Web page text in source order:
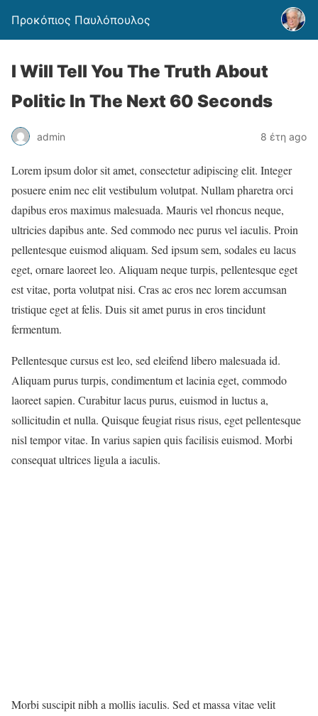
Προκόπιος Παυλόπουλος
I Will Tell You The Truth About
Politic In The Next 60 Seconds
admin 8 έτη ago
Lorem ipsum dolor sit amet, consectetur adipiscing elit. Integer
posuere enim nec elit vestibulum volutpat. Nullam pharetra orci
dapibus eros maximus malesuada. Mauris vel rhoncus neque,
ultricies dapibus ante. Sed commodo nec purus vel iaculis. Proin
pellentesque euismod aliquam. Sed ipsum sem, sodales eu lacus
eget, ornare laoreet leo. Aliquam neque turpis, pellentesque eget
est vitae, porta volutpat nisi. Cras ac eros nec lorem accumsan
tristique eget at felis. Duis sit amet purus in eros tincidunt
fermentum.
Pellentesque cursus est leo, sed eleifend libero malesuada id.
Aliquam purus turpis, condimentum et lacinia eget, commodo
laoreet sapien. Curabitur lacus purus, euismod in luctus a,
sollicitudin et nulla. Quisque feugiat risus risus, eget pellentesque
nisl tempor vitae. In varius sapien quis facilisis euismod. Morbi
consequat ultrices ligula a iaculis.
Morbi suscipit nibh a mollis iaculis. Sed et massa vitae velit